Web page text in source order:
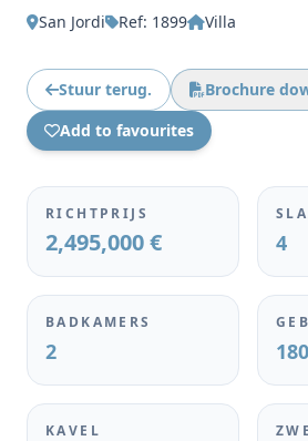
San Jordi Ref: 1899 Villa
Stuur terug.
Brochure
Add to favourites
RICHTPRIJS
2,495,000 € 4
BADKAMERS
2
KAVEL